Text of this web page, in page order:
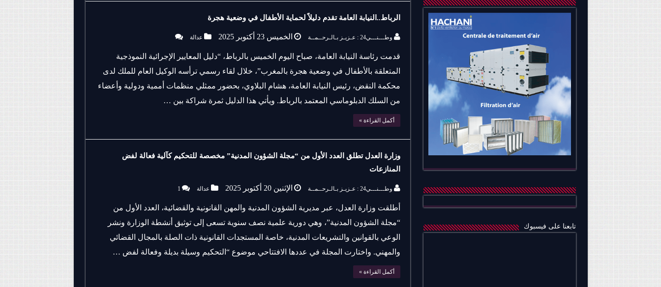
الرباط..النيابة العامة تقدم دليلاً لحماية الأطفال في وضعية هجرة
وطـــنـــي24 : عـزيـز بـالـرحــمــة الخميس 23 أكتوبر 2025 عدالة
قدمت رئاسة النيابة العامة، صباح اليوم الخميس بالرباط، “دليل المعايير الإجرائية النموذجية
المتعلقة بالأطفال في وضعية هجرة بالمغرب”، خلال لقاء رسمي ترأسه الوكيل العام للملك لدى
محكمة النقض، رئيس النيابة العامة، هشام البلاوي، بحضور ممثلي منظمات أممية ودولية وأعضاء
من السلك الدبلوماسي المعتمد بالرباط. ويأتي هذا الدليل ثمرة شراكة بين …
أكمل القراءة »
وزارة العدل تطلق العدد الأول من “مجلة الشؤون المدنية” مخصصة للتحكيم كآلية فعالة لفض
المنازعات
وطـــنـــي24 : عـزيـز بـالـرحــمــة الإثنين 20 أكتوبر 2025 عدالة 1
أطلقت وزارة العدل، عبر مديرية الشؤون المدنية والمهن القانونية والقضائية، العدد الأول من
“مجلة الشؤون المدنية”، وهي دورية علمية نصف سنوية تسعى إلى توثيق أنشطة الوزارة ونشر
الوعي بالقوانين والتشريعات المدنية، خاصة المستجدات القانونية ذات الصلة بالمجال القضائي
والمهني. واختارت المجلة في عددها الافتتاحي موضوع “التحكيم وسيلة بديلة وفعالة لفض …
أكمل القراءة »
تابعنا على فيسبوك